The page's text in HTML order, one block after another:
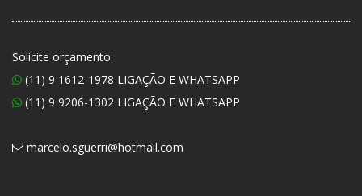
Solicite orçamento:
(11) 9 1612-1978 LIGAÇÃO E WHATSAPP
(11) 9 9206-1302 LIGAÇÃO E WHATSAPP
marcelo.sguerri@hotmail.com